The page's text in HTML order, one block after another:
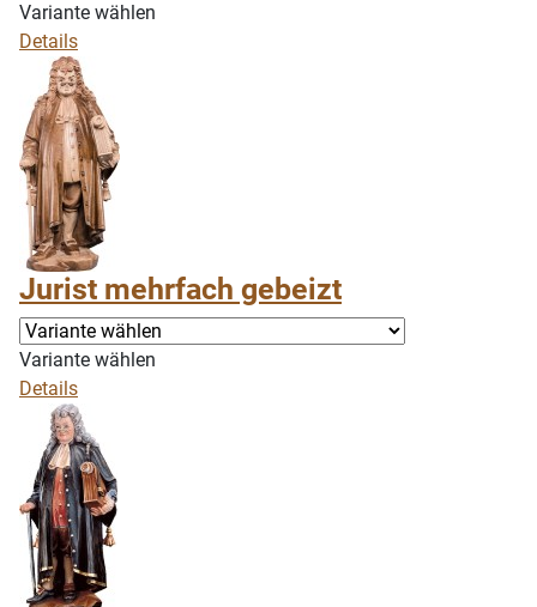
Variante wählen
Details
Jurist mehrfach gebeizt
Variante wählen
Details